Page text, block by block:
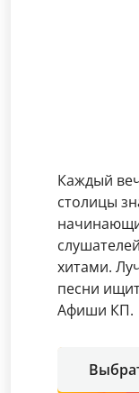
Каждый
столицы
хитами.
песни
Афиши КП.